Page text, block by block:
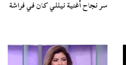
سر نجاح أغنية نيللي كان في فراشة